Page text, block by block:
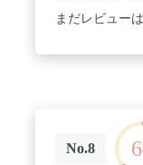
まだレビュー
No.8